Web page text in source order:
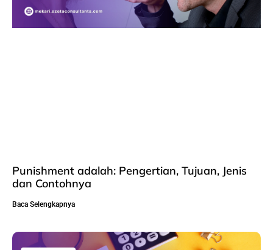
Punishment adalah: Pengertian, Tujuan, Jenis
dan Contohnya
Baca Selengkapnya